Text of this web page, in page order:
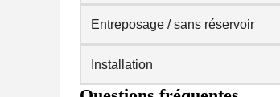
Entreposage / sans réservoir
Installation